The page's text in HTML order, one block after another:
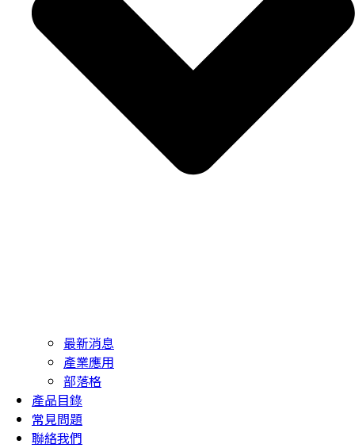
最新消息
產業應用
部落格
產品目錄
常見問題
聯絡我們